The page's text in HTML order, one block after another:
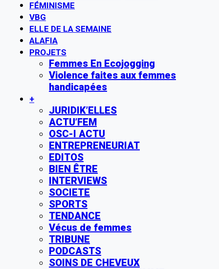
FÉMINISME
VBG
ELLE DE LA SEMAINE
ALAFIA
PROJETS
Femmes En Ecojogging
Violence faites aux femmes
handicapées
+
JURIDIK’ELLES
ACTU’FEM
OSC-I ACTU
ENTREPRENEURIAT
EDITOS
BIEN ÊTRE
INTERVIEWS
SOCIETE
SPORTS
TENDANCE
Vécus de femmes
TRIBUNE
PODCASTS
SOINS DE CHEVEUX